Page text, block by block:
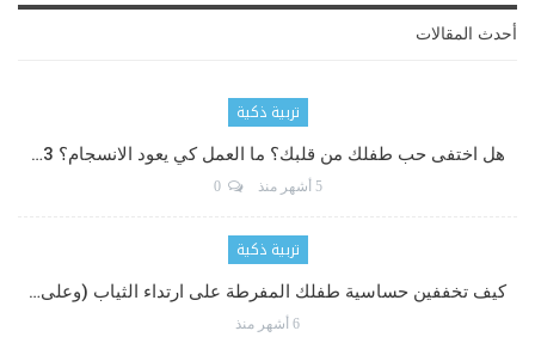
أحدث المقالات
تربية ذكية
هل اختفى حب طفلك من قلبك؟ ما العمل كي يعود الانسجام؟ 3…
5 أشهر منذ 0
تربية ذكية
كيف تخففين حساسية طفلك المفرطة على ارتداء الثياب (وعلى…
6 أشهر منذ